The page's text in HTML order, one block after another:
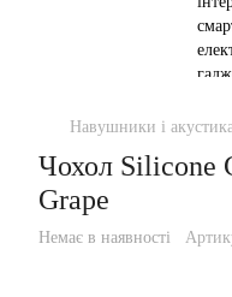
Навушники і
Чохол Silicone
Grape
Немає в наявності